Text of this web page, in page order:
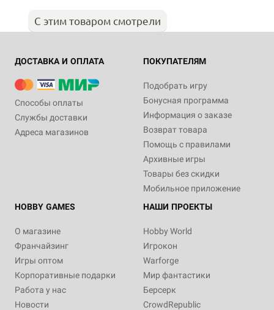
С этим товаром смотрели
ДОСТАВКА И ОПЛАТА
Способы оплаты
Службы доставки
Адреса магазинов
ПОКУПАТЕЛЯМ
Подобрать игру
Бонусная программа
Информация о заказе
Возврат товара
Помощь с правилами
Архивные игры
Товары без скидки
Мобильное приложение
HOBBY GAMES
О магазине
Франчайзинг
Игры оптом
Корпоративные подарки
Работа у нас
Новости
НАШИ ПРОЕКТЫ
Hobby World
Игрокон
Warforge
Мир фантастики
Берсерк
CrowdRepublic